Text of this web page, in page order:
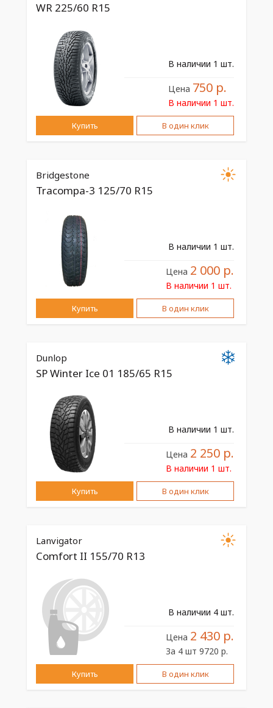
Maxxis
Westlake.
Greentrac
Nokian
SUNFULL
Ikon
Tunga
Tracmax
Forward
Fortune
Arivo
Armstrong
Massimo
Goodride
Torero
Autograph
WR 225/60 R15
В наличии 1 шт.
Цена 750 р.
В наличии 1 шт.
Купить В один клик
Bridgestone
Tracompa-3 125/70 R15
В наличии 1 шт.
Цена 2 000 р.
В наличии 1 шт.
Купить В один клик
Dunlop
SP Winter Ice 01 185/65 R15
В наличии 1 шт.
Цена 2 250 р.
В наличии 1 шт.
Купить В один клик
Lanvigator
Comfort II 155/70 R13
В наличии 4 шт.
Цена 2 430 р.
За 4 шт 9720 р.
Купить В один клик